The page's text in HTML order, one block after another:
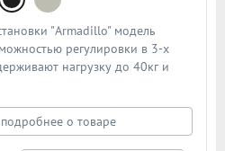
"Armadillo" модель
регулировки в 3-х
нагрузку до 40кг и
дверей толщиной
схема и размеры петли
о товаре